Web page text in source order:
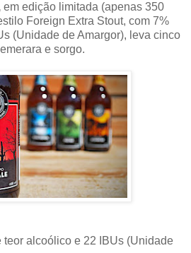
em edição limitada (apenas 350
Foreign Extra Stout, com 7%
(Unidade de Amargor), leva cinco
e sorgo.
teor alcoólico e 22 IBUs (Unidade